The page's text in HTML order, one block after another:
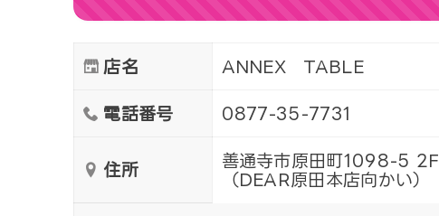
店名 ANNEX TABLE
電話番号 0877-35-7731
住所
善通寺市原田町1098-5 2F
（DEAR原田本店向かい）